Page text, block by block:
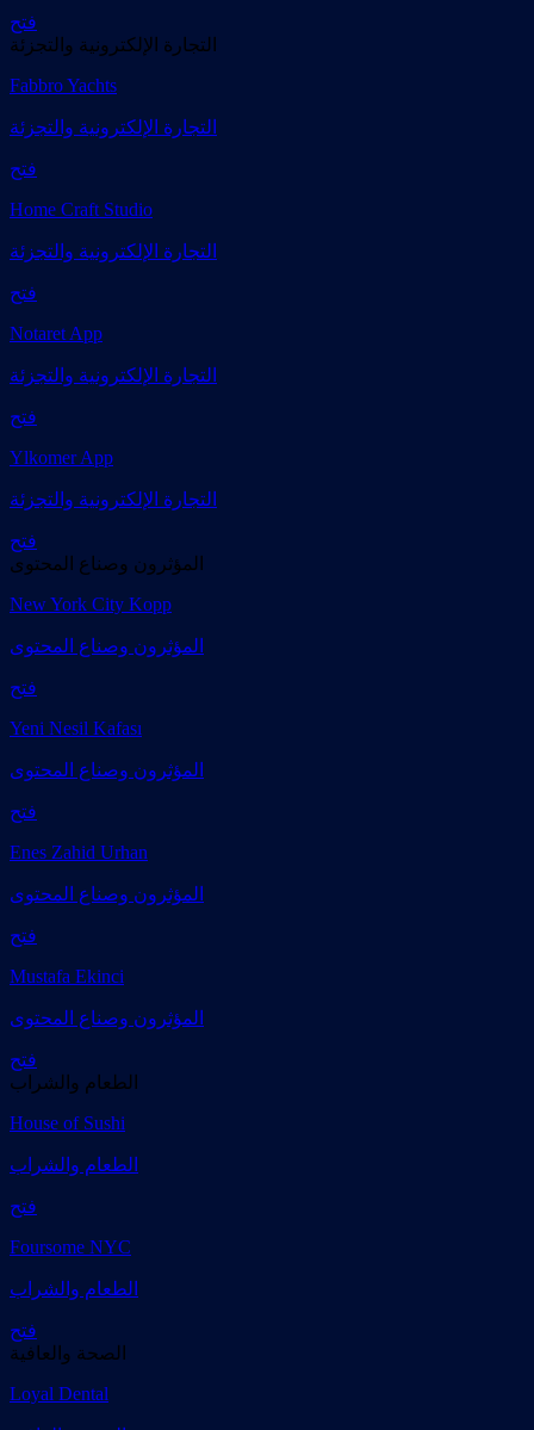
فتح
التجارة الإلكترونية والتجزئة
Fabbro Yachts
التجارة الإلكترونية والتجزئة
فتح
Home Craft Studio
التجارة الإلكترونية والتجزئة
فتح
Notaret App
التجارة الإلكترونية والتجزئة
فتح
Ylkomer App
التجارة الإلكترونية والتجزئة
فتح
المؤثرون وصناع المحتوى
New York City Kopp
المؤثرون وصناع المحتوى
فتح
Yeni Nesil Kafası
المؤثرون وصناع المحتوى
فتح
Enes Zahid Urhan
المؤثرون وصناع المحتوى
فتح
Mustafa Ekinci
المؤثرون وصناع المحتوى
فتح
الطعام والشراب
House of Sushi
الطعام والشراب
فتح
Foursome NYC
الطعام والشراب
فتح
الصحة والعافية
Loyal Dental